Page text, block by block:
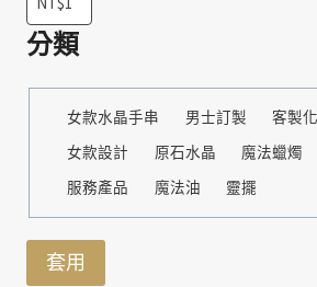
分類
分
類
女款水晶手串 男士訂製
客製
女款設計
原石水晶 魔法蠟燭
服務產品
魔法油 靈擺
套用